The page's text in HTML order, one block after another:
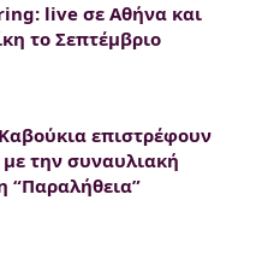
live σε Αθήνα και
το Σεπτέμβριο
επιστρέφουν
την συναυλιακή
“Παραλήθεια”